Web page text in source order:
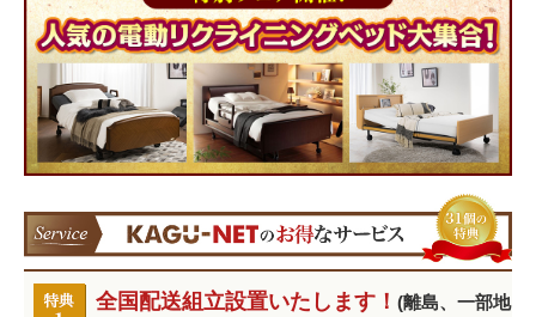
全国配送組立設置いたします！ (離島、一部地